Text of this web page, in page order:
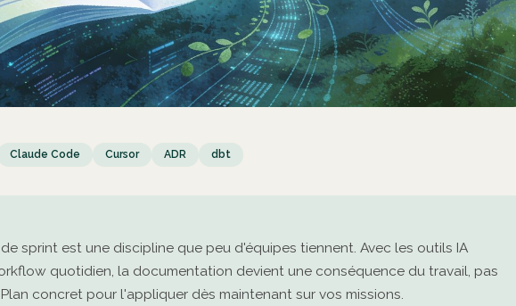
Claude Code Cursor ADR dbt
sprint est une discipline que peu d'équipes tiennent. Avec les outils IA
quotidien, la documentation devient une conséquence du travail, pas
concret pour l'appliquer dès maintenant sur vos missions.